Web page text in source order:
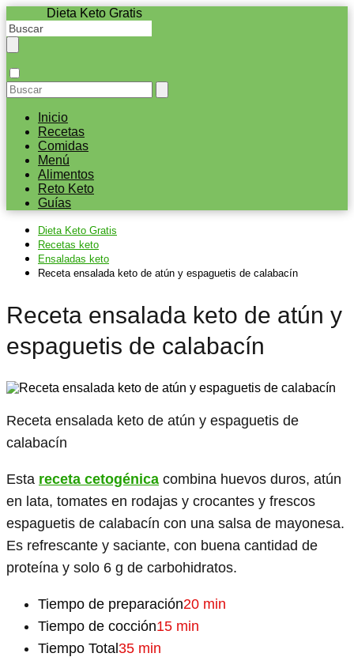
Dieta Keto Gratis
Inicio
Recetas
Comidas
Menú
Alimentos
Reto Keto
Guías
Dieta Keto Gratis
Recetas keto
Ensaladas keto
Receta ensalada keto de atún y espaguetis de calabacín
Receta ensalada keto de atún y
espaguetis de calabacín
Receta ensalada keto de atún y espaguetis de
calabacín
Esta receta cetogénica combina huevos duros, atún
en lata, tomates en rodajas y crocantes y frescos
espaguetis de calabacín con una salsa de mayonesa.
Es refrescante y saciante, con buena cantidad de
proteína y solo 6 g de carbohidratos.
Tiempo de preparación20 min
Tiempo de cocción15 min
Tiempo Total35 min